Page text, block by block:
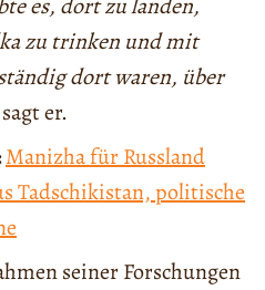
zu trinken und mit
dort waren, über
er.
Manizha für Russland
Tadschikistan, politische
seiner Forschungen